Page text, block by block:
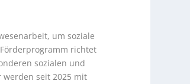
um soziale
richtet
sozialen und
seit 2025 mit